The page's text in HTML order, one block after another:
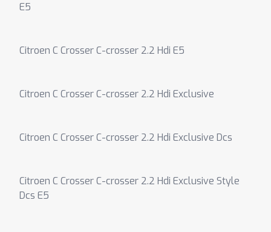
E5
Citroen C Crosser C-crosser 2.2 Hdi E5
Citroen C Crosser C-crosser 2.2 Hdi Exclusive
Citroen C Crosser C-crosser 2.2 Hdi Exclusive Dcs
Citroen C Crosser C-crosser 2.2 Hdi Exclusive Style
Dcs E5